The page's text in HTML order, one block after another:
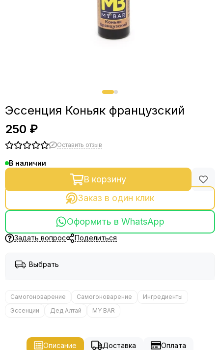
Эссенция Коньяк французский
250 ₽
Оставить отзыв
В наличии
В корзину
Заказ в один клик
Оформить в WhatsApp
Задать вопрос Поделиться
Выбрать
Самогоноварение Самогоноварение
Ингредиенты
Эссенции
Дед Алтай MY BAR
Описание Доставка Оплата